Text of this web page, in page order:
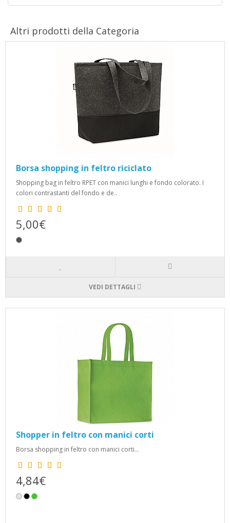
Altri prodotti della Categoria
Borsa shopping in feltro riciclato
Shopping bag in feltro RPET con manici lunghi e fondo colorato. I
colori contrastanti del fondo e de..
5,00€
VEDI DETTAGLI
Shopper in feltro con manici corti
Borsa shopping in feltro con manici corti...
4,84€